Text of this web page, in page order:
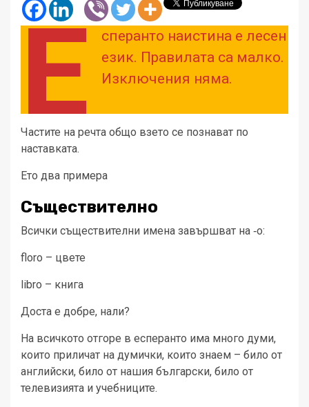
Е
сперанто наистина е лесен
език. Правилата са малко.
Изключения няма.
Частите на речта общо взето се познават по
наставката.
Ето два примера
Съществително
Всички съществителни имена завършват на ‑o:
floro – цвете
libro – книга
Доста е добре, нали?
На всичкото отгоре в есперанто има много думи,
които приличат на думички, които знаем – било от
английски, било от нашия български, било от
телевизията и учебниците.